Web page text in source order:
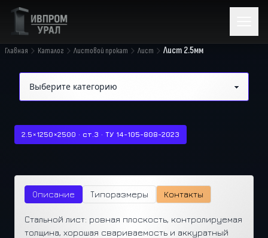
Главная Каталог Листовой прокат Лист Лист 2.5мм
2.5×1250×2500 · ст.3 · ТУ 14-105-808-2023
Описание Типоразмеры Контакты
Стальной лист: ровная плоскость, контролируемая
толщина, хорошая свариваемость и аккуратный